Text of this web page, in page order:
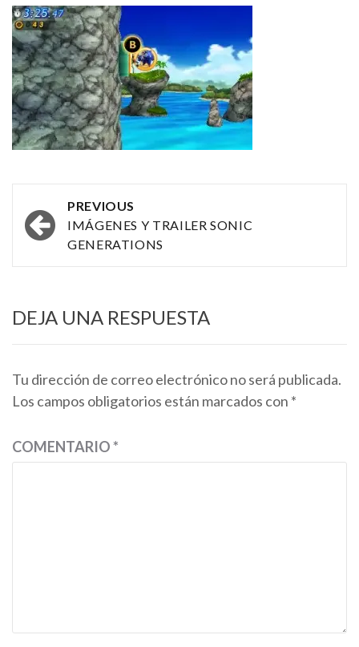
Post
navigation
PREVIOUS
IMÁGENES Y TRAILER SONIC
GENERATIONS
DEJA UNA RESPUESTA
Tu dirección de correo electrónico no será publicada.
Los campos obligatorios están marcados con *
COMENTARIO*